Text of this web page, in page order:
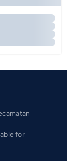
for